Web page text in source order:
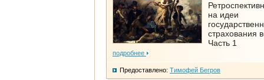
на идеи
страхования
Часть 1
подробнее
Предоставлено: Тимофей Бегров